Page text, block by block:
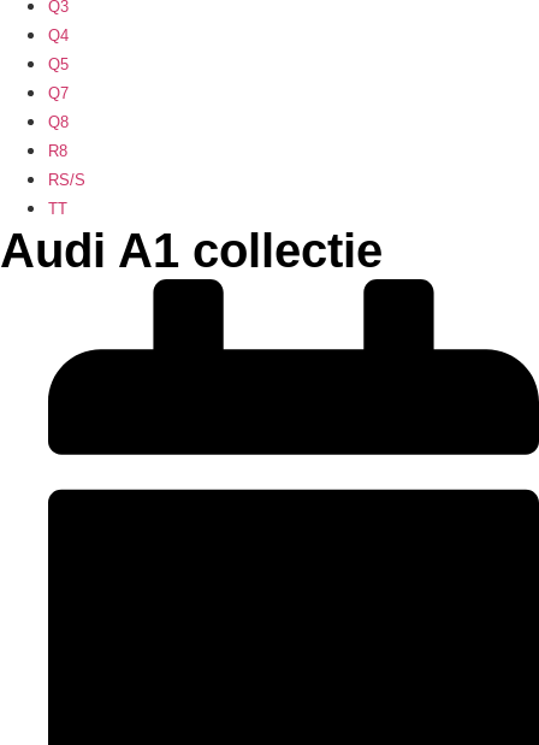
Q3
Q4
Q5
Q7
Q8
R8
RS/S
TT
Audi A1 collectie